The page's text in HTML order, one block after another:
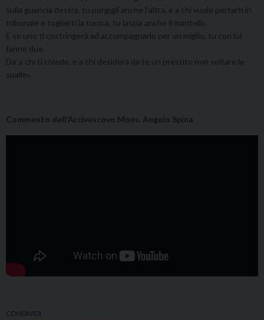
sulla guancia destra, tu porgigli anche l’altra, e a chi vuole portarti in
tribunale e toglierti la tunica, tu lascia anche il mantello.
E se uno ti costringerà ad accompagnarlo per un miglio, tu con lui
fanne due.
Da’ a chi ti chiede, e a chi desidera da te un prestito non voltare le
spalle».
Commento dell’Arcivescovo Mons. Angelo Spina
CONDIVIDI